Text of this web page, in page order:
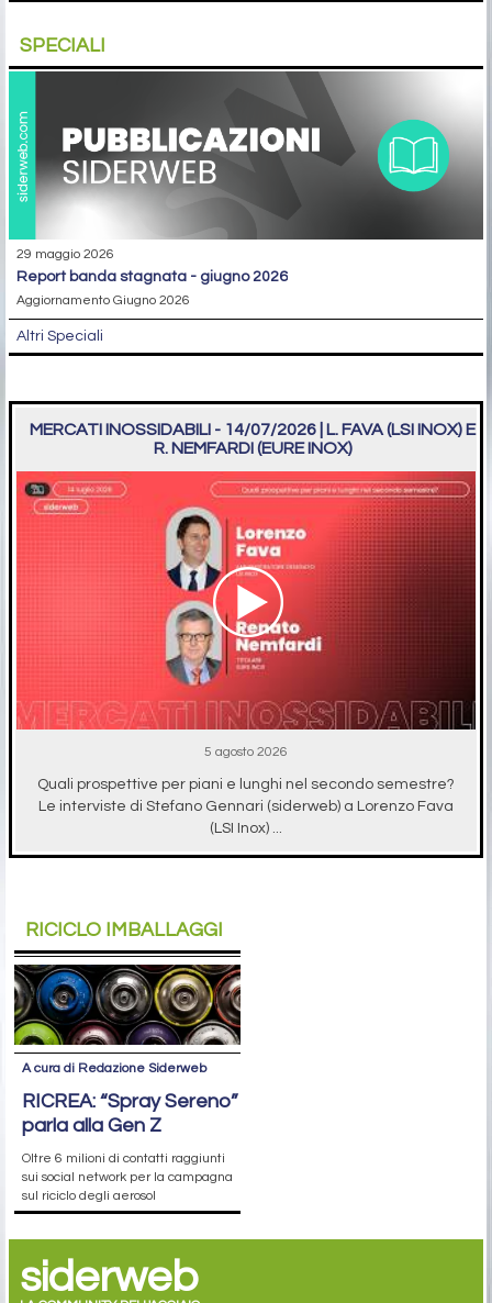
SPECIALI
29 maggio 2026
report banda stagnata - giugno 2026
Aggiornamento Giugno 2026
Altri Speciali
MERCATI INOSSIDABILI - 14/07/2026 | L. FAVA (LSI INOX) E
R. NEMFARDI (EURE INOX)
5 agosto 2026
Quali prospettive per piani e lunghi nel secondo semestre?
Le interviste di Stefano Gennari (siderweb) a Lorenzo Fava
(LSI Inox) ...
RICICLO IMBALLAGGI
A cura di Redazione Siderweb
RICREA: “Spray Sereno”
parla alla Gen Z
Oltre 6 milioni di contatti raggiunti
sui social network per la campagna
sul riciclo degli aerosol
siderweb